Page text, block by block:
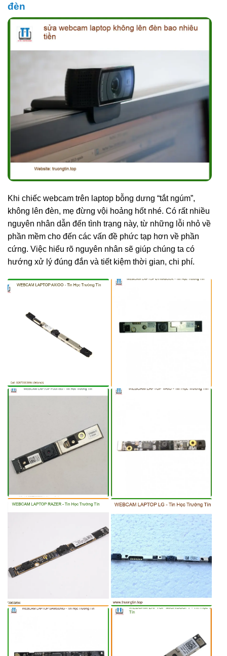
đèn
Khi chiếc webcam trên laptop bỗng dưng “tắt ngúm”,
không lên đèn, mẹ đừng vội hoảng hốt nhé. Có rất nhiều
nguyên nhân dẫn đến tình trạng này, từ những lỗi nhỏ về
phần mềm cho đến các vấn đề phức tạp hơn về phần
cứng. Việc hiểu rõ nguyên nhân sẽ giúp chúng ta có
hướng xử lý đúng đắn và tiết kiệm thời gian, chi phí.